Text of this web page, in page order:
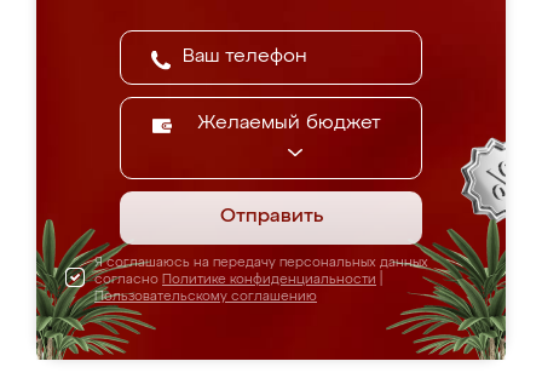
Желаемый бюджет
Отправить
Я соглашаюсь на передачу персональных данных
согласно Политике конфиденциальности
Пользовательскому соглашению